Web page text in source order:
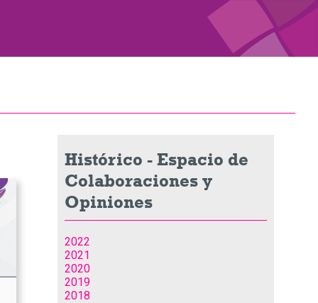
Histórico - Espacio de
Colaboraciones y
Opiniones
2022
2021
2020
2019
2018